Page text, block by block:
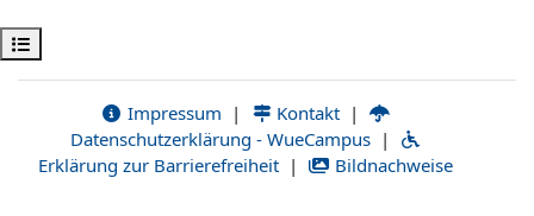
Apri indice del corso
Impressum | Kontakt |
Datenschutzerklärung - WueCampus |
Erklärung zur Barrierefreiheit | Bildnachweise